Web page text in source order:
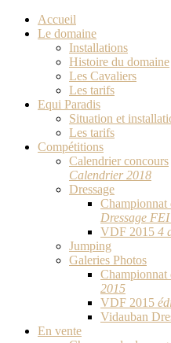
Accueil
Le domaine
Installations
Histoire du domaine
Les Cavaliers
Les tarifs
Equi Paradis
Situation et
Les tarifs
Compétitions
Calendrier concours
Calendrier 2018
Dressage
Championnat
Dressage
VDF 2015 4
Jumping
Galeries Photos
Championnat
2015
VDF 2015
Vidauban
En vente